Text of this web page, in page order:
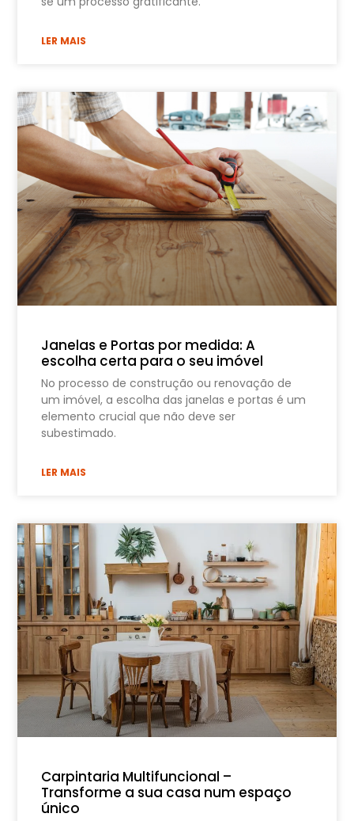
LER MAIS
Janelas e Portas por medida: A
escolha certa para o seu imóvel
No processo de construção ou renovação de
um imóvel, a escolha das janelas e portas é um
elemento crucial que não deve ser
subestimado.
LER MAIS
Carpintaria Multifuncional –
Transforme a sua casa num espaço
único